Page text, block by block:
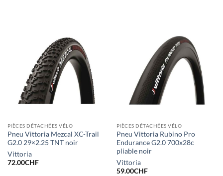
PIÈCES DÉTACHÉES VÉLO
Pneu Vittoria Mezcal XC-Trail
G2.0 29×2.25 TNT noir
Vittoria
72.00CHF
PIÈCES DÉTACHÉES VÉLO
Pneu Vittoria Rubino Pro
Endurance G2.0 700x28c
pliable noir
Vittoria
59.00CHF